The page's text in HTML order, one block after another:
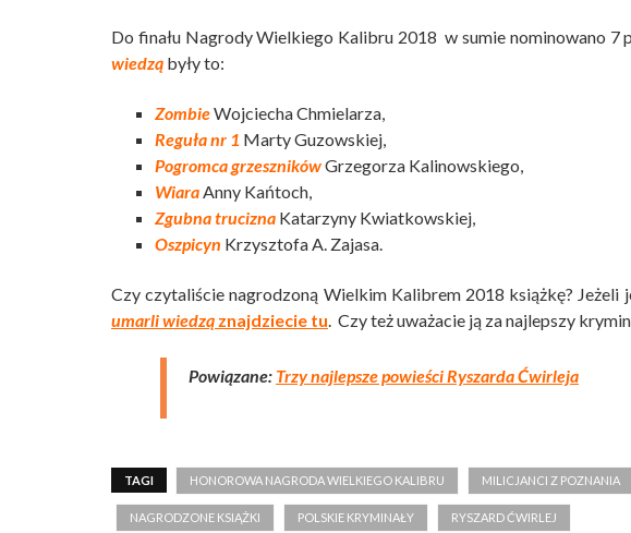
Do finału Nagrody Wielkiego Kalibru 2018 w sumie nominowano 7
wiedzą były to:
ZombieWojciecha Chmielarza,
Reguła nr 1 Marty Guzowskiej,
Pogromca grzesznikówGrzegorza Kalinowskiego,
WiaraAnny Kańtoch,
Zgubna trucizna Katarzyny Kwiatkowskiej,
Oszpicyn Krzysztofa A. Zajasa.
Czy czytaliście nagrodzoną Wielkim Kalibrem 2018 książkę? Jeżeli
umarli wiedzą znajdziecie tu. Czy też uważacie ją za najlepszy
Powiązane: Trzy najlepsze powieści Ryszarda Ćwirleja
TAGI HONOROWA NAGRODA WIELKIEGO KALIBRU MILICJANCI Z POZNANIA
NAGRODZONE KSIĄŻKI POLSKIE KRYMINAŁY RYSZARD ĆWIRLEJ